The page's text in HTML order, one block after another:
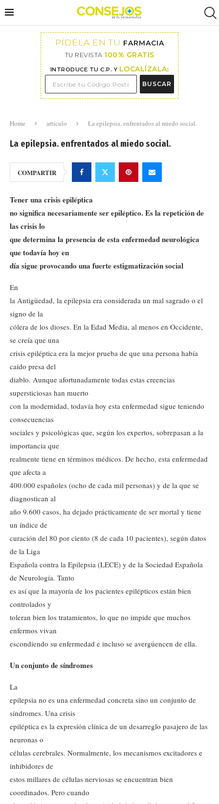
PÍDELA EN TU FARMACIA
TU REVISTA 100% GRATIS
INTRODUCE TU C.P. Y LOCALÍZALA:
BUSCAR
Home artículo La epilepsia. enfrentados al miedo social.
La epilepsia. enfrentados al miedo social.
COMPARTIR
Tener una crisis epiléptica
no significa necesariamente ser epiléptico. Es la repetición de
las crisis lo
que determina la presencia de esta enfermedad neurológica
que todavía hoy en
día sigue provocando una fuerte estigmatización social
En
la Antigüedad, la epilepsia era considerada un mal sagrado o el
signo de la
cólera de los dioses. En la Edad Media, al menos en Occidente,
se creía que una
crisis epiléptica era la mejor prueba de que una persona había
caído presa del
diablo. Aunque afortunadamente todas estas creencias
supersticiosas han muerto
con la modernidad, todavía hoy esta enfermedad sigue teniendo
consecuencias
sociales y psicológicas que, según los expertos, sobrepasan a la
importancia que
realmente tiene en términos médicos. De hecho, esta enfermedad
que afecta a
400.000 españoles (ocho de cada mil personas) y de la que se
diagnostican al
año 9.600 casos, ha dejado prácticamente de ser mortal y tiene
un índice de
curación del 80 por ciento (8 de cada 10 pacientes), según datos
de la Liga
Española contra la Epilepsia (LECE) y de la Sociedad Española
de Neurología. Tanto
es así que la mayoría de los pacientes epilépticos están bien
controlados y
toleran bien los tratamientos, lo que no impide que muchos
enfermos vivan
escondiendo su enfermedad e incluso se avergüencen de ella.
Un conjunto de síndromes
La
epilepsia no es una enfermedad concreta sino un conjunto de
síndromes. Una crisis
epiléptica es la expresión clínica de un desarreglo pasajero de las
neuronas o
células cerebrales. Normalmente, los mecanismos excitadores e
inhibidores de
estos millares de células nerviosas se encuentran bien
coordinados. Pero cuando